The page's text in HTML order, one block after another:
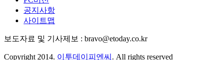
공지사항
사이트맵
보도자료 및 기사제보 : bravo@etoday.co.kr
Copyright 2014. 이투데이피엔씨 . All rights reserved